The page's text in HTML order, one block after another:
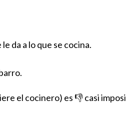
da a lo que se cocina.
el cocinero) es 👎 casi